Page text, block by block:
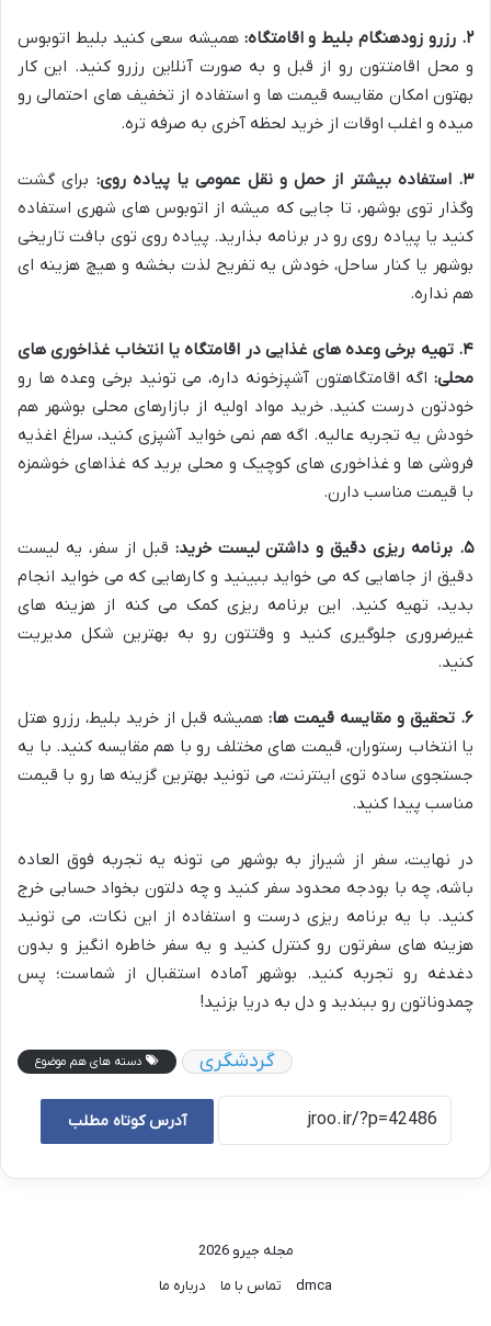
۲. رزرو زودهنگام بلیط و اقامتگاه:
همیشه سعی کنید بلیط اتوبوس
و محل اقامتتون رو از قبل و به صورت آنلاین رزرو کنید. این کار
بهتون امکان مقایسه قیمت ها و استفاده از تخفیف های احتمالی رو
میده و اغلب اوقات از خرید لحظه آخری به صرفه تره.
۳. استفاده بیشتر از حمل و نقل عمومی یا پیاده روی:
برای گشت
وگذار توی بوشهر، تا جایی که میشه از اتوبوس های شهری استفاده
کنید یا پیاده روی رو در برنامه بذارید. پیاده روی توی بافت تاریخی
بوشهر یا کنار ساحل، خودش یه تفریح لذت بخشه و هیچ هزینه ای
هم نداره.
۴. تهیه برخی وعده های غذایی در اقامتگاه یا انتخاب غذاخوری های
محلی: اگه اقامتگاهتون آشپزخونه داره، می تونید برخی وعده ها رو
خودتون درست کنید. خرید مواد اولیه از بازارهای محلی بوشهر هم
خودش یه تجربه عالیه. اگه هم نمی خواید آشپزی کنید، سراغ اغذیه
فروشی ها و غذاخوری های کوچیک و محلی برید که غذاهای خوشمزه
با قیمت مناسب دارن.
۵. برنامه ریزی دقیق و داشتن لیست خرید:
قبل از سفر، یه لیست
دقیق از جاهایی که می خواید ببینید و کارهایی که می خواید انجام
بدید، تهیه کنید. این برنامه ریزی کمک می کنه از هزینه های
غیرضروری جلوگیری کنید و وقتتون رو به بهترین شکل مدیریت
کنید.
۶. تحقیق و مقایسه قیمت ها:
همیشه قبل از خرید بلیط، رزرو هتل
یا انتخاب رستوران، قیمت های مختلف رو با هم مقایسه کنید. با یه
جستجوی ساده توی اینترنت، می تونید بهترین گزینه ها رو با قیمت
مناسب پیدا کنید.
در نهایت، سفر از شیراز به بوشهر می تونه یه تجربه فوق العاده
باشه، چه با بودجه محدود سفر کنید و چه دلتون بخواد حسابی خرج
کنید. با یه برنامه ریزی درست و استفاده از این نکات، می تونید
هزینه های سفرتون رو کنترل کنید و یه سفر خاطره انگیز و بدون
دغدغه رو تجربه کنید. بوشهر آماده استقبال از شماست؛ پس
چمدوناتون رو ببندید و دل به دریا بزنید!
دسته های هم موضوع گردشگری
آدرس کوتاه مطلب
مجله جیرو 2026
dmca
تماس با ما درباره ما